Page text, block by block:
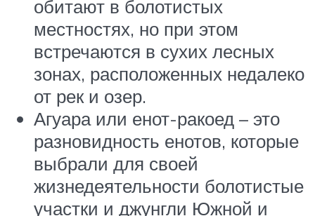
обитают в болотистых
местностях, но при этом
встречаются в сухих лесных
зонах, расположенных недалеко
от рек и озер.
Агуара или енот-ракоед – это
разновидность енотов, которые
выбрали для своей
жизнедеятельности болотистые
участки и джунгли Южной и